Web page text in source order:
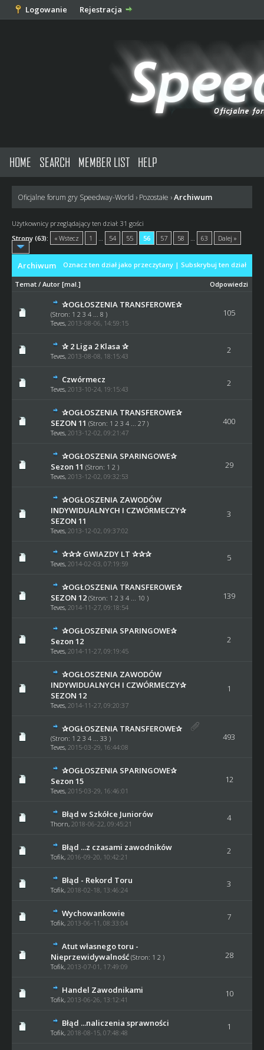
Logowanie Rejestracja
HOME SEARCH MEMBER LIST HELP
Oficjalne forum gry Speedway-World › Pozostałe ›Archiwum
Użytkownicy przeglądający ten dział: 31 gości
Strony (63):
« Wstecz 1 … 54 55 56 57 58 … 63 Dalej »
Oznacz ten dział jako przeczytany| Subskrybuj ten dział
Archiwum
Temat/ Autor [mal.] Odpowiedzi
✰OGŁOSZENIA TRANSFEROWE✰
(Stron: 1 2 3 4 ... 8 )
Teves, 2013-08-06, 14:59:15
105
✰ 2 Liga 2 Klasa ✰
Teves, 2013-08-08, 18:15:43
2
Czwórmecz
Teves, 2013-10-24, 19:15:43
2
✰OGŁOSZENIA TRANSFEROWE✰
SEZON 11 (Stron: 1 2 3 4 ... 27 )
Teves, 2013-12-02, 09:21:47
400
✰OGŁOSZENIA SPARINGOWE✰
Sezon 11 (Stron: 1 2 )
Teves, 2013-12-02, 09:32:53
29
✰OGŁOSZENIA ZAWODÓW
INDYWIDUALNYCH I CZWÓRMECZY✰
SEZON 11
Teves, 2013-12-02, 09:37:02
3
✰✰✰ GWIAZDY LT ✰✰✰
Teves, 2014-02-03, 07:19:59
5
✰OGŁOSZENIA TRANSFEROWE✰
SEZON 12 (Stron: 1 2 3 4 ... 10 )
Teves, 2014-11-27, 09:18:54
139
✰OGŁOSZENIA SPARINGOWE✰
Sezon 12
Teves, 2014-11-27, 09:19:45
2
✰OGŁOSZENIA ZAWODÓW
INDYWIDUALNYCH I CZWÓRMECZY✰
SEZON 12
Teves, 2014-11-27, 09:20:37
1
✰OGŁOSZENIA TRANSFEROWE✰
(Stron: 1 2 3 4 ... 33 )
Teves, 2015-03-29, 16:44:08
493
✰OGŁOSZENIA SPARINGOWE✰
Sezon 15
Teves, 2015-03-29, 16:46:01
12
Błąd w Szkółce Juniorów
Thorn, 2018-06-22, 09:45:21
4
Błąd ...z czasami zawodników
Tofik, 2016-09-20, 10:42:21
2
Błąd - Rekord Toru
Tofik, 2018-02-18, 13:46:24
3
Wychowankowie
Tofik, 2013-06-11, 08:33:04
7
Atut własnego toru -
Nieprzewidywalność (Stron: 1 2 )
Tofik, 2013-07-01, 17:49:09
28
Handel Zawodnikami
Tofik, 2013-06-26, 13:12:41
10
Błąd ...naliczenia sprawności
Tofik, 2018-08-15, 07:48:48
1